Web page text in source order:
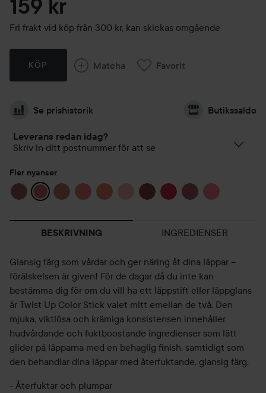
159 kr
Fri frakt vid köp från 300 kr, kan skickas omgående
KÖP Matcha Favorit
Se prishistorik Butikssaldo
Leverans redan idag?
Skriv in ditt postnummer för att se
Fler nyanser
BESKRIVNING INGREDIENSER
Glansig färg som vårdar och ger näring åt dina läppar –
förälskelsen är given! För de dagar då du inte kan
bestämma dig för om du vill ha ett läppstift eller läppglans
är Twist Up Color Stick valet mitt emellan de två. Den
mjuka, viktlösa och krämiga konsistensen innehåller
hudvårdande och fuktboostande ingredienser som lätt
glider på läpparna med en behaglig finish, samtidigt som
den behandlar dina läppar med återfuktande, glansig färg.
- Återfuktar och plumpar